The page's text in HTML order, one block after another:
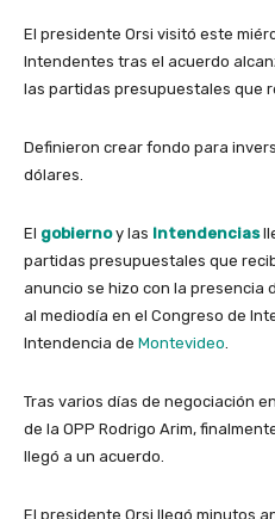
El presidente Orsi visitó este
Intendentes tras el acuerdo
las partidas presupuestales que
Definieron crear fondo para
dólares.
El gobiernoy las Intendencias
partidas presupuestales que
anuncio se hizo con la presencia
al mediodía en el Congreso de
Intendencia de Montevideo
Tras varios días de negociación
de la OPP Rodrigo Arim,
llegó a un acuerdo.
El presidente Orsi llegó minutos